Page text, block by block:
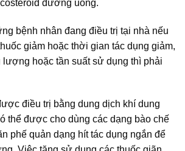
đường uống.
bệnh nhân đang điều trị tại nhà nếu
giảm hoặc thời gian tác dụng giảm,
lượng hoặc tần suất sử dụng thì phải
điều trị bằng dung dịch khí dung
thể được cho dùng các dạng bào chế
phế quản dạng hít tác dụng ngắn để